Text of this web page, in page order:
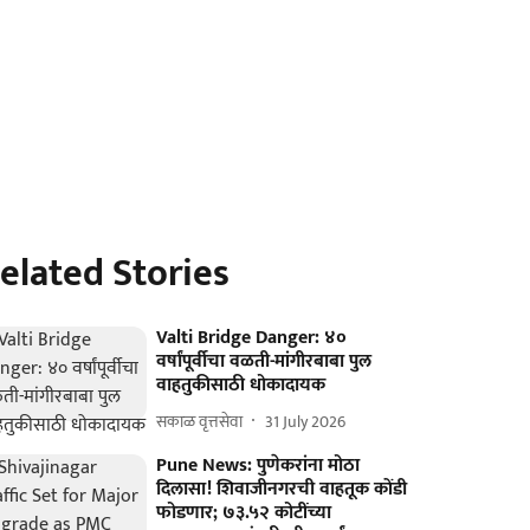
Stories
Valti Bridge Danger: ४०
वर्षांपूर्वीचा वळती-मांगीरबाबा पुल
वाहतुकीसाठी धोकादायक
सकाळ वृत्तसेवा 31 July 2026
Pune News: पुणेकरांना मोठा
दिलासा! शिवाजीनगरची वाहतूक कोंडी
फोडणार; ७३.५२ कोटींच्या